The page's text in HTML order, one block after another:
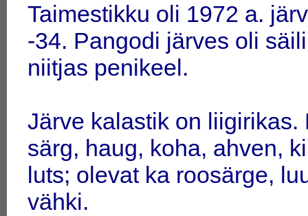
Taimestikku oli 1972 a.
-34. Pangodi järves oli
niitjas penikeel.
Järve kalastik on
särg, haug, koha, ahven,
luts; olevat ka roosärge,
vähki.